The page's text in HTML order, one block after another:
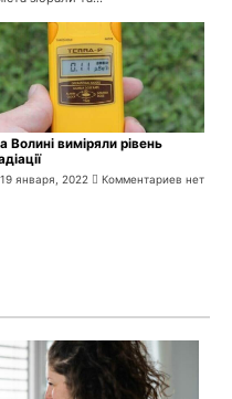
Волині виміряли рівень
19 января, 2022 Комментариев нет